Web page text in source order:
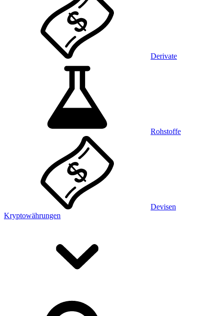
Derivate
Rohstoffe
Devisen
Kryptowährungen